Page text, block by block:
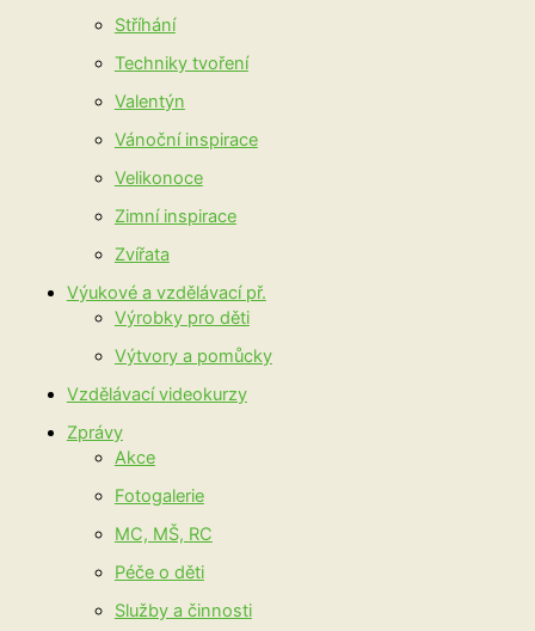
Stříhání
Techniky tvoření
Valentýn
Vánoční inspirace
Velikonoce
Zimní inspirace
Zvířata
Výukové a vzdělávací př.
Výrobky pro děti
Výtvory a pomůcky
Vzdělávací videokurzy
Zprávy
Akce
Fotogalerie
MC, MŠ, RC
Péče o děti
Služby a činnosti